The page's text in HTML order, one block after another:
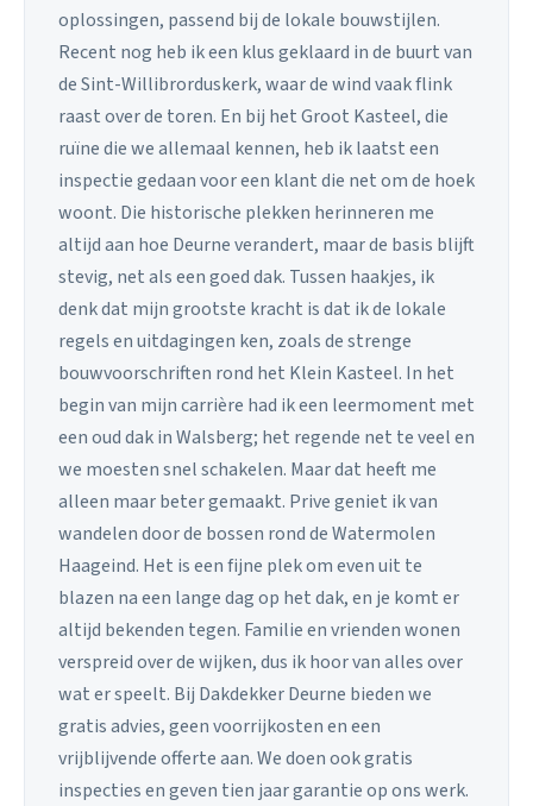
oplossingen, passend bij de lokale bouwstijlen.
Recent nog heb ik een klus geklaard in de buurt van
de Sint-Willibrorduskerk, waar de wind vaak flink
raast over de toren. En bij het Groot Kasteel, die
ruïne die we allemaal kennen, heb ik laatst een
inspectie gedaan voor een klant die net om de hoek
woont. Die historische plekken herinneren me
altijd aan hoe Deurne verandert, maar de basis blijft
stevig, net als een goed dak. Tussen haakjes, ik
denk dat mijn grootste kracht is dat ik de lokale
regels en uitdagingen ken, zoals de strenge
bouwvoorschriften rond het Klein Kasteel. In het
begin van mijn carrière had ik een leermoment met
een oud dak in Walsberg; het regende net te veel en
we moesten snel schakelen. Maar dat heeft me
alleen maar beter gemaakt. Prive geniet ik van
wandelen door de bossen rond de Watermolen
Haageind. Het is een fijne plek om even uit te
blazen na een lange dag op het dak, en je komt er
altijd bekenden tegen. Familie en vrienden wonen
verspreid over de wijken, dus ik hoor van alles over
wat er speelt. Bij Dakdekker Deurne bieden we
gratis advies, geen voorrijkosten en een
vrijblijvende offerte aan. We doen ook gratis
inspecties en geven tien jaar garantie op ons werk.